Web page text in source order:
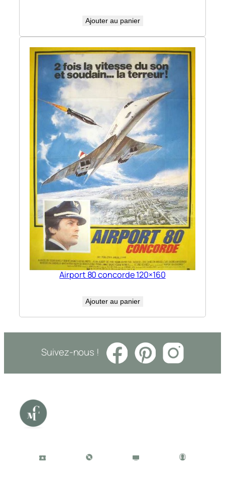
Ajouter au panier
Airport 80 concorde 120×160
Ajouter au panier
Suivez-nous !